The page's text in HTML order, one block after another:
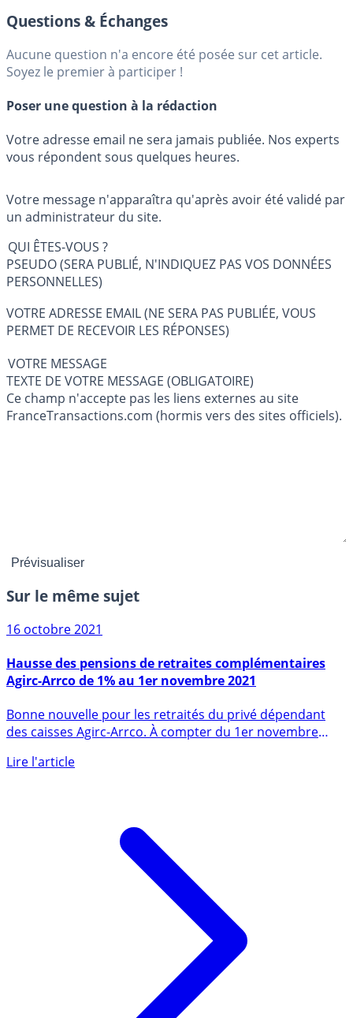
Questions & Échanges
Aucune question n'a encore été posée sur cet article.
Soyez le premier à participer !
Poser une question à la rédaction
Votre adresse email ne sera jamais publiée. Nos experts
vous répondent sous quelques heures.
Votre message n'apparaîtra qu'après avoir été validé par
un administrateur du site.
QUI ÊTES-VOUS ?
PSEUDO (SERA PUBLIÉ, N'INDIQUEZ PAS VOS DONNÉES
PERSONNELLES)
VOTRE ADRESSE EMAIL (NE SERA PAS PUBLIÉE, VOUS
PERMET DE RECEVOIR LES RÉPONSES)
VOTRE MESSAGE
TEXTE DE VOTRE MESSAGE (OBLIGATOIRE)
Ce champ n'accepte pas les liens externes au site
FranceTransactions.com (hormis vers des sites officiels).
Sur le même sujet
16 octobre 2021
Agirc-Arrco de 1% au 1er novembre 2021
des caisses Agirc-Arrco. À compter du 1er novembre